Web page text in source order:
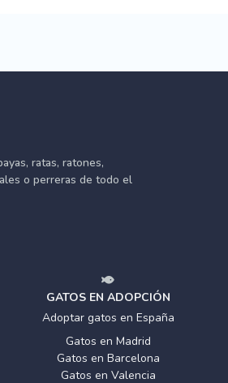
ratas, ratones,
o perreras de todo el
GATOS EN ADOPCIÓN
Adoptar gatos en España
Gatos en Madrid
Gatos en Barcelona
Gatos en Valencia